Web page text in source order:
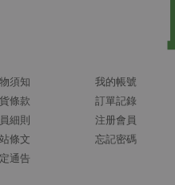
須知
條款
細則
條文
通告
我的帳號
訂單記錄
注册會員
忘記密碼